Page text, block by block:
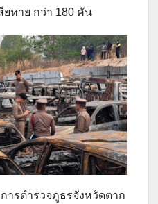
ยหาย กว่า 180 คัน
ารตำรวจภูธรจังหวัดตาก